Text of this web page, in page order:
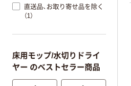
直送品、お取り寄せ品を除く
（1）
床用モップ/水切りドライ
ヤー のベストセラー商品